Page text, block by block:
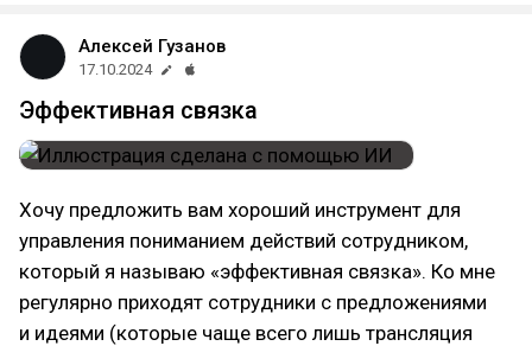
Алексей Гузанов
17.10.2024
Эффективная связка
Хочу предложить вам хороший инструмент для
управления пониманием действий сотрудником,
который я называю «эффективная связка». Ко мне
регулярно приходят сотрудники с предложениями
и идеями (которые чаще всего лишь трансляция